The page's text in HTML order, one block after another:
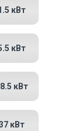
кВт
кВт
кВт
кВт